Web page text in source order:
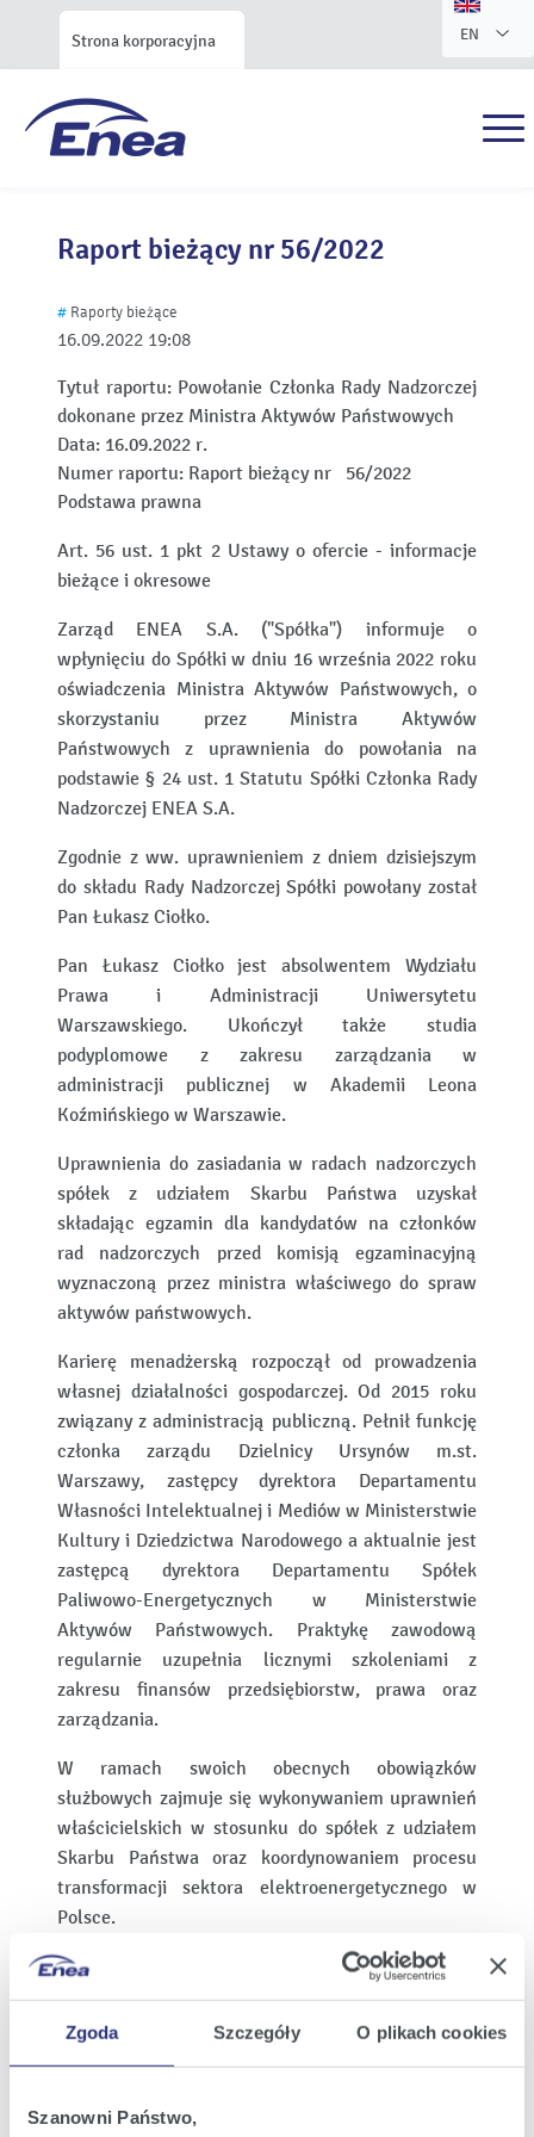
Zgoda Szczegóły O plikach cookies
Szanowni Państwo,
Strona korporacyjna EN
Raport bieżący nr 56/2022
16.09.2022 19:08
# Raporty bieżące
Tytuł raportu: Powołanie Członka Rady Nadzorczej
dokonane przez Ministra Aktywów Państwowych
Data: 16.09.2022 r.
Numer raportu: Raport bieżący nr 56/2022
Podstawa prawna
Art. 56 ust. 1 pkt 2 Ustawy o ofercie - informacje
bieżące i okresowe
Zarząd ENEA S.A. ("Spółka") informuje o
wpłynięciu do Spółki w dniu 16 września 2022 roku
oświadczenia Ministra Aktywów Państwowych, o
skorzystaniu przez Ministra Aktywów
Państwowych z uprawnienia do powołania na
podstawie § 24 ust. 1 Statutu Spółki Członka Rady
Nadzorczej ENEA S.A.
Zgodnie z ww. uprawnieniem z dniem dzisiejszym
do składu Rady Nadzorczej Spółki powołany został
Pan Łukasz Ciołko.
Pan Łukasz Ciołko jest absolwentem Wydziału
Prawa i Administracji Uniwersytetu
Warszawskiego. Ukończył także studia
podyplomowe z zakresu zarządzania w
administracji publicznej w Akademii Leona
Koźmińskiego w Warszawie.
Uprawnienia do zasiadania w radach nadzorczych
spółek z udziałem Skarbu Państwa uzyskał
składając egzamin dla kandydatów na członków
rad nadzorczych przed komisją egzaminacyjną
wyznaczoną przez ministra właściwego do spraw
aktywów państwowych.
Karierę menadżerską rozpoczął od prowadzenia
własnej działalności gospodarczej. Od 2015 roku
związany z administracją publiczną. Pełnił funkcję
członka zarządu Dzielnicy Ursynów m.st.
Warszawy, zastępcy dyrektora Departamentu
Własności Intelektualnej i Mediów w Ministerstwie
Kultury i Dziedzictwa Narodowego a aktualnie jest
zastępcą dyrektora Departamentu Spółek
Paliwowo-Energetycznych w Ministerstwie
Aktywów Państwowych. Praktykę zawodową
regularnie uzupełnia licznymi szkoleniami z
zakresu finansów przedsiębiorstw, prawa oraz
zarządzania.
W ramach swoich obecnych obowiązków
służbowych zajmuje się wykonywaniem uprawnień
właścicielskich w stosunku do spółek z udziałem
Skarbu Państwa oraz koordynowaniem procesu
transformacji sektora elektroenergetycznego w
Polsce.
Zgodnie ze złożonym oświadczeniem Pan Łukasz
Ciołko nie prowadzi w żadnej formie działalności
konkurencyjnej w stosunku do ENEA S.A., jak
jako członek organu spółki kapitałowej oraz nie